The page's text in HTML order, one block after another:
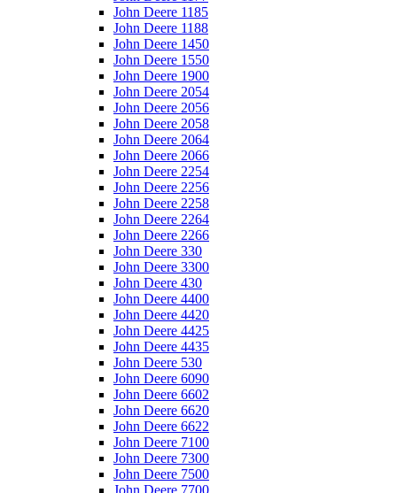
John Deere 1185
John Deere 1188
John Deere 1450
John Deere 1550
John Deere 1900
John Deere 2054
John Deere 2056
John Deere 2058
John Deere 2064
John Deere 2066
John Deere 2254
John Deere 2256
John Deere 2258
John Deere 2264
John Deere 2266
John Deere 330
John Deere 3300
John Deere 430
John Deere 4400
John Deere 4420
John Deere 4425
John Deere 4435
John Deere 530
John Deere 6090
John Deere 6602
John Deere 6620
John Deere 6622
John Deere 7100
John Deere 7300
John Deere 7500
John Deere 7700